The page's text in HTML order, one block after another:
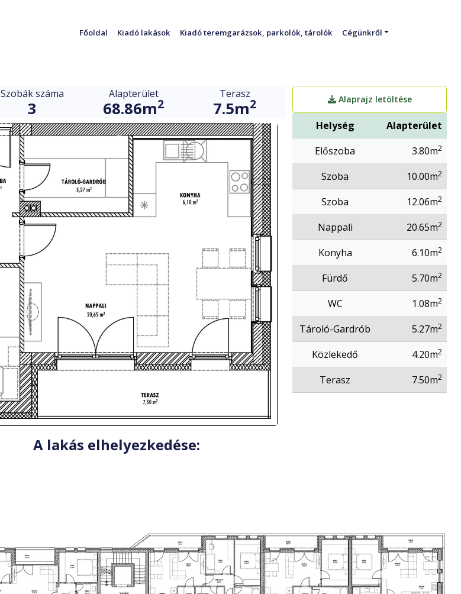
Főoldal Kiadó lakások Kiadó teremgarázsok, parkolók, tárolók Cégünkről
Szobák száma
3
Alapterület
68.86m2
Terasz
7.5m2 Alaprajz letöltése
Helység
Alapterület
Előszoba
3.80m2
Szoba 10.00m2
Szoba 12.06m2
Nappali 20.65m2
Konyha 6.10m2
Fürdő 5.70m2
WC 1.08m2
Tároló-Gardrób 5.27m2
Közlekedő 4.20m2
Terasz 7.50m2
A lakás elhelyezkedése: